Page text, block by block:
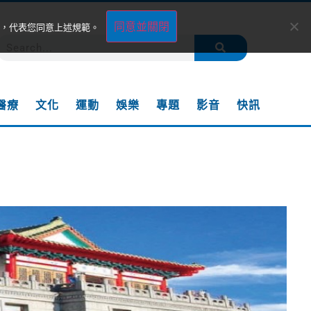
療 文化 運動 娛樂 專題 影音 快訊
代表您同意上述規範。 同意並關閉